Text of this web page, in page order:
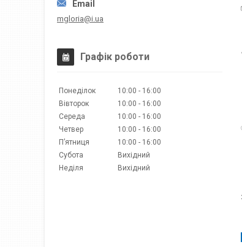
mgloria@i.ua
Графік роботи
Понеділок 10:00
16:00
Вівторок
10:00
16:00
Середа
10:00
16:00
Четвер
10:00
16:00
Пʼятниця
10:00
16:00
Субота
Вихідний
Неділя
Вихідний